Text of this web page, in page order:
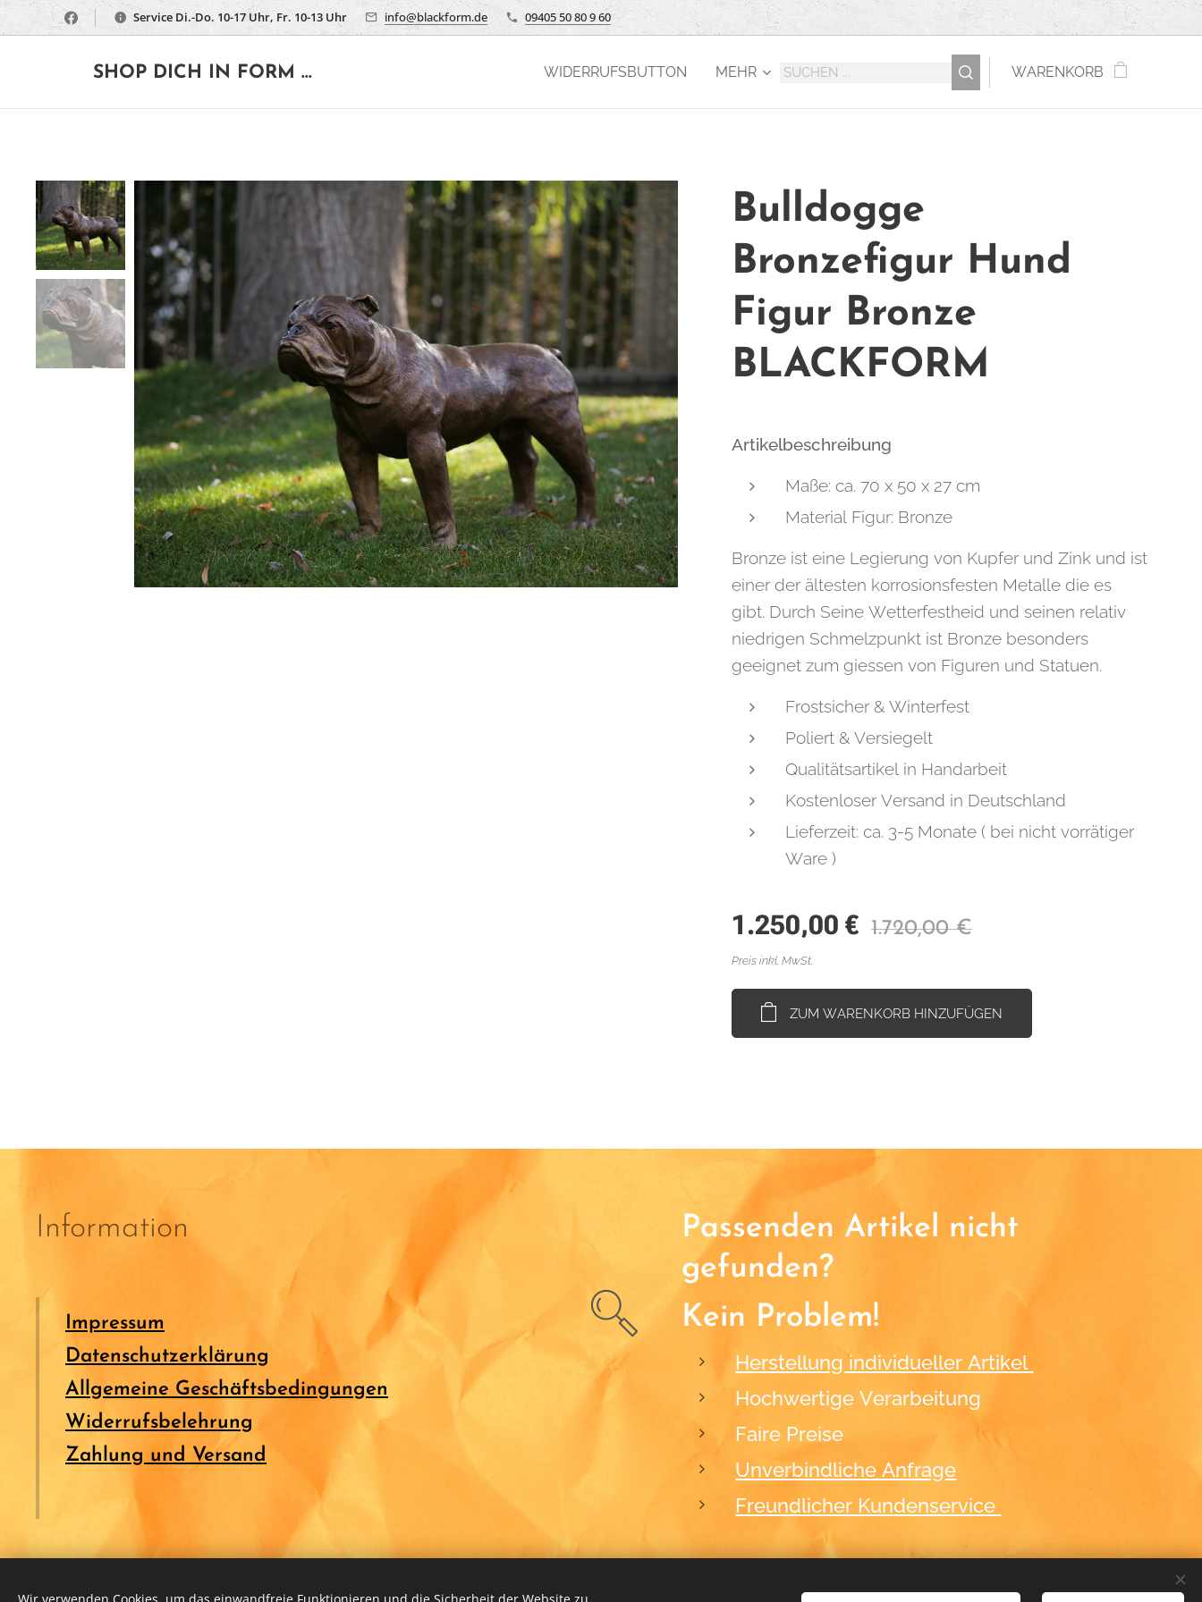
Service Di.-Do. 10-17 Uhr, Fr. 10-13 Uhr info@blackform.de 09405 50 80 9 60
SHOP DICH IN FORM ... WIDERRUFSBUTTON MEHR WARENKORB
Bulldogge
Bronzefigur Hund
Figur Bronze
BLACKFORM
Artikelbeschreibung
Maße: ca. 70 x 50 x 27 cm
Material Figur: Bronze
Bronze ist eine Legierung von Kupfer und Zink und ist
einer der ältesten korrosionsfesten Metalle die es
gibt. Durch Seine Wetterfestheid und seinen relativ
niedrigen Schmelzpunkt ist Bronze besonders
geeignet zum giessen von Figuren und Statuen.
Frostsicher & Winterfest
Poliert & Versiegelt
Qualitätsartikel in Handarbeit
Kostenloser Versand in Deutschland
Lieferzeit: ca. 3-5 Monate ( bei nicht vorrätiger
Ware )
1.250,00 € 1.720,00€
Preis inkl. MwSt.
ZUM WARENKORB HINZUFÜGEN
Information
Impressum
Datenschutzerklärung
Allgemeine Geschäftsbedingungen
Widerrufsbelehrung
Zahlung und Versand
Passenden Artikel nicht
gefunden?
Kein Problem!
Herstellung individueller Artikel
Hochwertige Verarbeitung
Faire Preise
Unverbindliche Anfrage
Freundlicher Kundenservice